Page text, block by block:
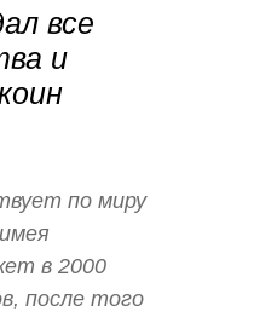
все
и
по миру
в 2000
после того